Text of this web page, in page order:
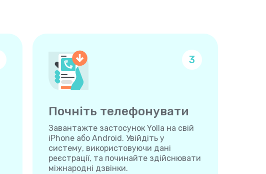
3
Почніть телефонувати
Завантажте застосунок Yolla на свій
iPhone або Android. Увійдіть у
систему, використовуючи дані
реєстрації, та починайте здійснювати
міжнародні дзвінки.